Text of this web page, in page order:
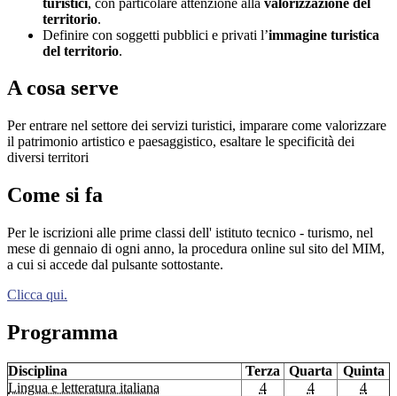
territorio.
Definire con soggetti pubblici e privati l’immagine turistica
del territorio.
A cosa serve
Per entrare nel settore dei servizi turistici, imparare come valorizzare
il patrimonio artistico e paesaggistico, esaltare le specificità dei
diversi territori
Come si fa
Per le iscrizioni alle prime classi dell' istituto tecnico - turismo, nel
mese di gennaio di ogni anno, la procedura online sul sito del MIM,
a cui si accede dal pulsante sottostante.
Clicca qui.
Programma
Disciplina Terza Quarta
Quinta
Lingua e letteratura italiana
4 4
4